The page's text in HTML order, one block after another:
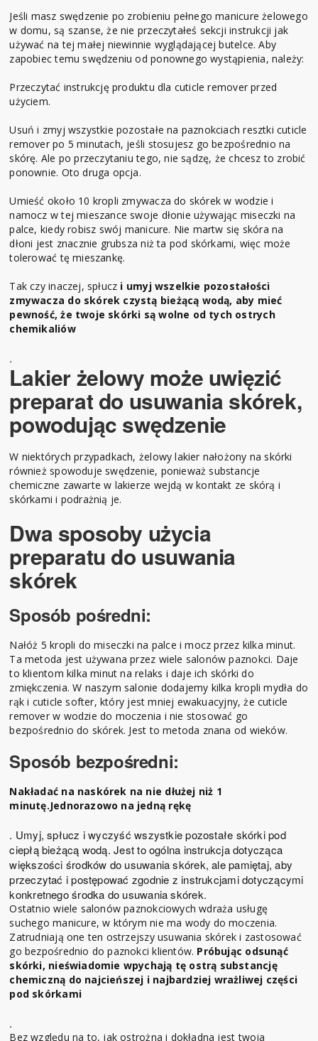
Jeśli masz swędzenie po zrobieniu pełnego manicure żelowego
w domu, są szanse, że nie przeczytałeś sekcji instrukcji jak
używać na tej małej niewinnie wyglądającej butelce. Aby
zapobiec temu swędzeniu od ponownego wystąpienia, należy:
Przeczytać instrukcję produktu dla cuticle remover przed
użyciem.
Usuń i zmyj wszystkie pozostałe na paznokciach resztki cuticle
remover po 5 minutach, jeśli stosujesz go bezpośrednio na
skórę. Ale po przeczytaniu tego, nie sądzę, że chcesz to zrobić
ponownie. Oto druga opcja.
Umieść około 10 kropli zmywacza do skórek w wodzie i
namocz w tej mieszance swoje dłonie używając miseczki na
palce, kiedy robisz swój manicure. Nie martw się skóra na
dłoni jest znacznie grubsza niż ta pod skórkami, więc może
tolerować tę mieszankę.
Tak czy inaczej, spłucz i umyj wszelkie pozostałości
zmywacza do skórek czystą bieżącą wodą, aby mieć
pewność, że twoje skórki są wolne od tych ostrych
chemikaliów
.
Lakier żelowy może uwięzić
preparat do usuwania skórek,
powodując swędzenie
W niektórych przypadkach, żelowy lakier nałożony na skórki
również spowoduje swędzenie, ponieważ substancje
chemiczne zawarte w lakierze wejdą w kontakt ze skórą i
skórkami i podrażnią je.
Dwa sposoby użycia
preparatu do usuwania
skórek
Sposób pośredni:
Nałóż 5 kropli do miseczki na palce i mocz przez kilka minut.
Ta metoda jest używana przez wiele salonów paznokci. Daje
to klientom kilka minut na relaks i daje ich skórki do
zmiękczenia. W naszym salonie dodajemy kilka kropli mydła do
rąk i cuticle softer, który jest mniej ewakuacyjny, że cuticle
remover w wodzie do moczenia i nie stosować go
bezpośrednio do skórek. Jest to metoda znana od wieków.
Sposób bezpośredni:
Nakładać na naskórek na nie dłużej niż 1
minutę.Jednorazowo na jedną rękę
. Umyj, spłucz i wyczyść wszystkie pozostałe skórki pod
ciepłą bieżącą wodą. Jest to ogólna instrukcja dotycząca
większości środków do usuwania skórek, ale pamiętaj, aby
przeczytać i postępować zgodnie z instrukcjami dotyczącymi
konkretnego środka do usuwania skórek.
Ostatnio wiele salonów paznokciowych wdraża usługę
suchego manicure, w którym nie ma wody do moczenia.
Zatrudniają one ten ostrzejszy usuwania skórek i zastosować
go bezpośrednio do paznokci klientów. Próbując odsunąć
skórki, nieświadomie wpychają tę ostrą substancję
chemiczną do najcieńszej i najbardziej wrażliwej części
pod skórkami
.
Bez względu na to, jak ostrożna i dokładna jest twoja